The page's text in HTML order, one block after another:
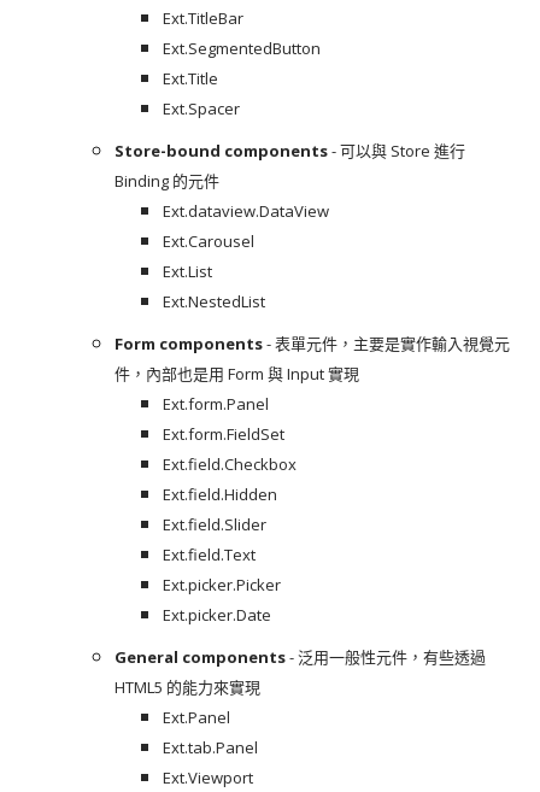
Ext.TitleBar
Ext.SegmentedButton
Ext.Title
Ext.Spacer
Store-bound components- 可以與 Store 進行
Binding 的元件
Ext.dataview.DataView
Ext.Carousel
Ext.List
Ext.NestedList
Form components- 表單元件，主要是實作輸入視覺元
件，內部也是用 Form 與 Input 實現
Ext.form.Panel
Ext.form.FieldSet
Ext.field.Checkbox
Ext.field.Hidden
Ext.field.Slider
Ext.field.Text
Ext.picker.Picker
Ext.picker.Date
General components- 泛用一般性元件，有些透過
HTML5 的能力來實現
Ext.Panel
Ext.tab.Panel
Ext.Viewport